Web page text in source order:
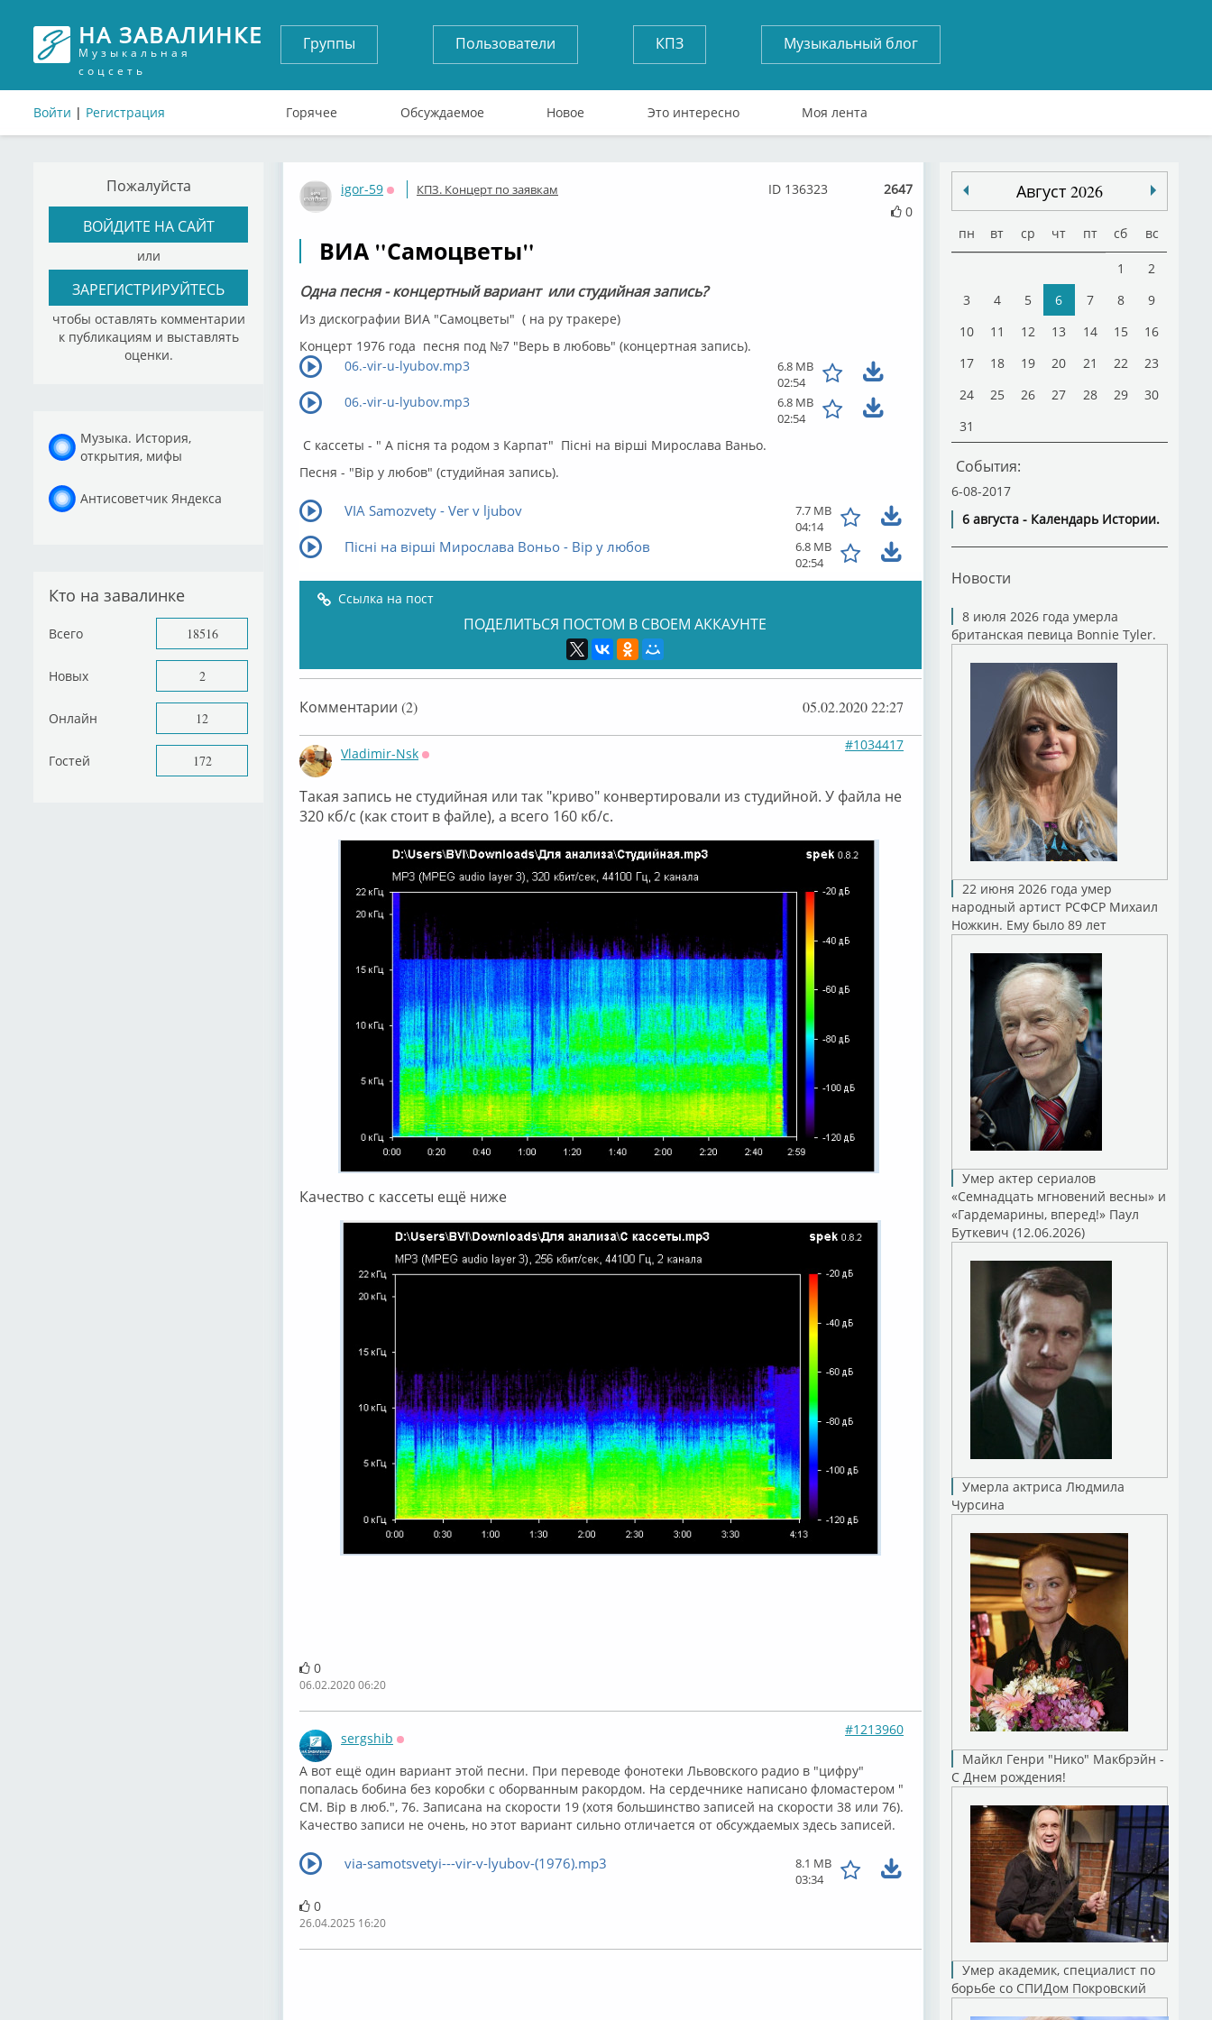
НА ЗАВАЛИНКЕ
Музыкальная
соцсеть
Войти | Регистрация
Группы Пользователи КПЗ Музыкальный блог
Горячее Обсуждаемое Новое Это интересно Моя лента
Пожалуйста
ВОЙДИТЕ НА САЙТ
или
ЗАРЕГИСТРИРУЙТЕСЬ
чтобы оставлять комментарии
к публикациям и выставлять
оценки.
Музыка. История,
открытия, мифы
Антисоветчик Яндекса
Кто на завалинке
Всего 18516
Новых 2
Онлайн 12
Гостей 172
igor-59
Оффлайн
КПЗ. Концерт по заявкам
2647
0
ID 136323
ВИА "Самоцветы"
Одна песня - концертный вариант или студийная запись?
Из дискографии ВИА "Самоцветы" ( на ру тракере)
Концерт 1976 года песня под №7 "Верь в любовь" (концертная запись).
06.-vіr-u-lyubov.mp3
6.8 MB
02:54
06.-vіr-u-lyubov.mp3
6.8 MB
02:54
С кассеты - " А пісня та родом з Карпат" Пісні на вірші Мирослава Ваньо.
Песня - "Вір у любов" (студийная запись).
VIA Samozvety - Ver v ljubov
7.7 MB
04:14
Пісні на вірші Мирослава Воньо - Вір у любов
6.8 MB
02:54
Ссылка на пост
ПОДЕЛИТЬСЯ ПОСТОМ В СВОЕМ АККАУНТЕ
Комментарии (2) 05.02.2020 22:27
Vladimir-Nsk
#1034417
Такая запись не студийная или так "криво" конвертировали из студийной. У файла не
320 кб/с (как стоит в файле), а всего 160 кб/с.
Качество с кассеты ещё ниже
0
06.02.2020 06:20
sergshib
#1213960
А вот ещё один вариант этой песни. При переводе фонотеки Львовского радио в "цифру"
попалась бобина без коробки с оборванным ракордом. На сердечнике написано фломастером "
СМ. Вір в люб.", 76. Записана на скорости 19 (хотя большинство записей на скорости 38 или 76).
Качество записи не очень, но этот вариант сильно отличается от обсуждаемых здесь записей.
via-samotsvetyi---vіr-v-lyubov-(1976).mp3
8.1 MB
03:34
0
26.04.2025 16:20
Август 2026
пн вт ср чт пт сб вс
1
2
3
4 5 6 7 8
9
10
11 12 13 14 15
16
17
18 19 20 21 22
23
24
25 26 27 28 29
30
31
События:
6-08-2017
6 августа - Календарь Истории.
Новости
8 июля 2026 года умерла
британская певица Bonnie Tyler.
22 июня 2026 года умер
народный артист РСФСР Михаил
Ножкин. Ему было 89 лет
Умер актер сериалов
«Семнадцать мгновений весны» и
«Гардемарины, вперед!» Паул
Буткевич (12.06.2026)
Умерла актриса Людмила
Чурсина
Майкл Генри "Нико" Макбрэйн -
С Днем рождения!
Умер академик, специалист по
борьбе со СПИДом Покровский